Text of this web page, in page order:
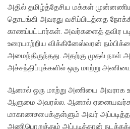
அதில் தமிழ்த்தேசிய மக்கள்
தொடங்கி அவரது வசிப்பிடத்தை
காணப்பட்டார்கள். அவர்களைத் தவிர
உரையாற்றிய விக்கினேஸ்வரன்
அமைந்திருந்தது. அதற்கு முதல் நாள்
அச்சந்திப்புக்களில் ஒரு மாற்று
ஆனால் ஒரு மாற்று அணியை அவராக
ஆளுமை அவரல்ல. ஆனால் ஏனையவர்கள்
மாகாணசபைக்குள்ளும் அவர்
அணிபொறுத்தும் அப்படித்தான்